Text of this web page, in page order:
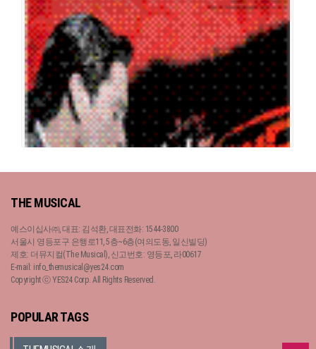
민철김정민
공연장
예술의 전당 오페라극장
출연진
류정한조승우이혜경 이영미 김선영김봉환
공연장
코엑스 오디토리움
THE MUSICAL
예스이십사㈜, 대표: 김석환, 대표전화: 1544-3800
서울시 영등포구 은행로11, 5층~6층(여의도동, 일신빌딩)
제호: 더뮤지컬(The Musical), 신고번호: 영등포, 라00617
E-mail: info_themusical@yes24.com
Copyright ⓒ YES24 Corp. All Rights Reserved.
POPULAR TAGS